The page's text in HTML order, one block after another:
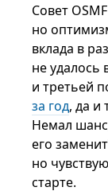
Совет
но
вклада в
не удалось
и третьей
за год, да и
Немал
его
но
старте.